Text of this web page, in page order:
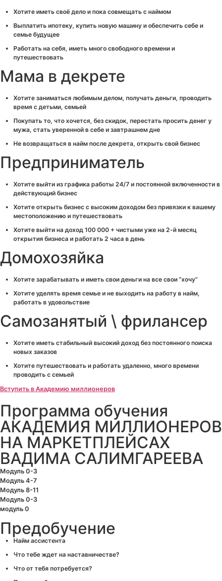
Хотите иметь своё дело и пока совмещать с наймом
Выплатить ипотеку, купить новую машину и обеспечить себе и
семье будущее
Работать на себя, иметь много свободного времени и
путешествовать
Мама в декрете
Хотите заниматься любимым делом, получать деньги, проводить
время с детьми, семьей
Покупать то, что хочется, без скидок, перестать просить денег у
мужа, стать уверенной в себе и завтрашнем дне
Не возвращаться в найм после декрета, открыть свой бизнес
Предприниматель
Хотите выйти из графика работы 24/7 и постоянной включенности в
действующий бизнес
Хотите открыть бизнес с высоким доходом без привязки к вашему
местоположению и путешествовать
Хотите выйти на доход 100 000 + чистыми уже на 2-й месяц
открытия бизнеса и работать 2 часа в день
Домохозяйка
Хотите зарабатывать и иметь свои деньги на все свои “хочу”
Хотите уделять время семье и не выходить на работу в найм,
работать в удовольствие
Самозанятый \ фрилансер
Хотите иметь стабильный высокий доход без постоянного поиска
новых заказов
Хотите путешествовать и работать удаленно, много времени
проводить с семьей
Вступить в Академию миллионеров
Программа обучения
АКАДЕМИЯ МИЛЛИОНЕРОВ
НА МАРКЕТПЛЕЙСАХ
ВАДИМА САЛИМГАРЕЕВА
Модуль 0-3
Модуль 4-7
Модуль 8-11
Модуль 0-3
модуль 0
Предобучение
Найм ассистента
Что тебе ждет на наставничестве?
Что от тебя потребуется?